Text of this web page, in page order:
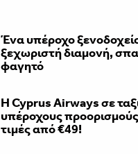
Ένα υπέροχο
ξεχωριστή διαμονή,
φαγητό
H Cyprus Airways σε
υπέροχους
τιμές από €49!